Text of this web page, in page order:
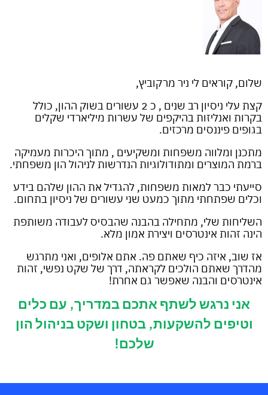
שלום, קוראים לי ניר מרקוביץ,
קצת עלי ניסיון רב שנים , כ 2 עשורים בשוק ההון, כולל
בקרות ואנליזות בהיקפים של עשרות מיליארדי שקלים
בגופים פיננסים מרכזים.
מתכנן ומלווה משפחות ומשקיעים , מתוך היכרות מעמיקה
ברמת המוצרים ומתודולוגיות הנדרשות לניהול הון משפחתי.
סייעתי כבר למאות משפחות, להגדיל את ההון שלהם בידע
וכלים שפתחתי מתוך כמעט שני עשורים של ניסיון בתחום.
השליחות שלי, מתחילה בהבנה שהבסיס לעבודה משותפת
הינה זהות אינטרסים ויצירת אמון מלא.
אז שוב, איזה כיף שאתם פה. אתם אלופים, ואני מתרגש
מהדרך שאתם הולכים לקראתה, דרך של שקט נפשי, זהות
אינטרסים והבנה שאפשר גם אחרת!
אני נרגש לשתף אתכם במדריך, עם כלים
וטיפים להשקעות, בטחון ושקט בניהול הון
שלכם!